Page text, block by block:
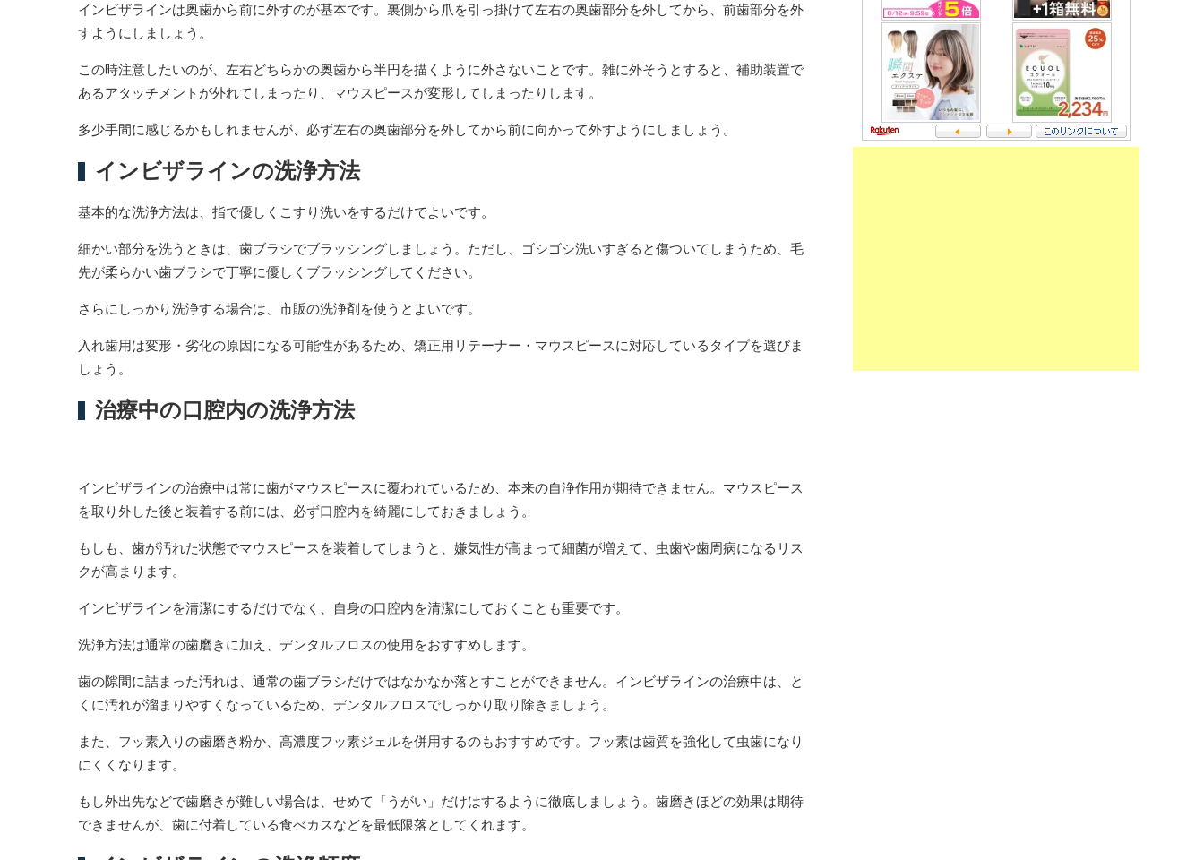
インビザラインは奥歯から前に外すのが基本です。裏側から爪を引っ掛けて左右の奥歯部分を外してから、前歯部分を外
すようにしましょう。
この時注意したいのが、左右どちらかの奥歯から半円を描くように外さないことです。雑に外そうとすると、補助装置で
あるアタッチメントが外れてしまったり、マウスピースが変形してしまったりします。
多少手間に感じるかもしれませんが、必ず左右の奥歯部分を外してから前に向かって外すようにしましょう。
インビザラインの洗浄方法
基本的な洗浄方法は、指で優しくこすり洗いをするだけでよいです。
細かい部分を洗うときは、歯ブラシでブラッシングしましょう。ただし、ゴシゴシ洗いすぎると傷ついてしまうため、毛
先が柔らかい歯ブラシで丁寧に優しくブラッシングしてください。
さらにしっかり洗浄する場合は、市販の洗浄剤を使うとよいです。
入れ歯用は変形・劣化の原因になる可能性があるため、矯正用リテーナー・マウスピースに対応しているタイプを選びま
しょう。
治療中の口腔内の洗浄方法
インビザラインの治療中は常に歯がマウスピースに覆われているため、本来の自浄作用が期待できません。マウスピース
を取り外した後と装着する前には、必ず口腔内を綺麗にしておきましょう。
もしも、歯が汚れた状態でマウスピースを装着してしまうと、嫌気性が高まって細菌が増えて、虫歯や歯周病になるリス
クが高まります。
インビザラインを清潔にするだけでなく、自身の口腔内を清潔にしておくことも重要です。
洗浄方法は通常の歯磨きに加え、デンタルフロスの使用をおすすめします。
歯の隙間に詰まった汚れは、通常の歯ブラシだけではなかなか落とすことができません。インビザラインの治療中は、と
くに汚れが溜まりやすくなっているため、デンタルフロスでしっかり取り除きましょう。
また、フッ素入りの歯磨き粉か、高濃度フッ素ジェルを併用するのもおすすめです。フッ素は歯質を強化して虫歯になり
にくくなります。
もし外出先などで歯磨きが難しい場合は、せめて「うがい」だけはするように徹底しましょう。歯磨きほどの効果は期待
できませんが、歯に付着している食べカスなどを最低限落としてくれます。